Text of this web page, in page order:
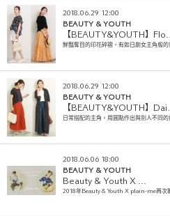
2018.06.29 12:00
BEAUTY & YOUTH
【BEAUTY&YOUTH】
鮮豔奪目的印花碎褶，有如日劇女主角般
2018.06.29 12:00
BEAUTY & YOUTH
【BEAUTY&YOUTH】
日常搭配的主角。用圓點作出與別人不同
2018.06.06 18:00
BEAUTY & YOUTH
Beauty & Youth X …
2018年Beauty & Youth X plain-me再次